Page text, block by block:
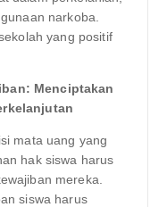
narkoba.
yang positif
Menciptakan
mata uang yang
hak siswa harus
mereka.
siswa harus